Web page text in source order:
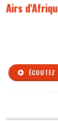
Airs
ÉCOUTEZ